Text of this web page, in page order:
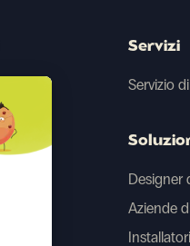
Servizi
Servizio
Designer
Aziende
Installatori